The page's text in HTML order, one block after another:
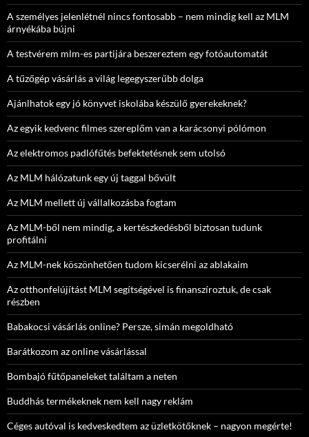
A személyes jelenlétnél nincs fontosabb – nem mindig kell az MLM
árnyékába bújni
A testvérem mlm-es partijára beszereztem egy fotóautomatát
A tűzőgép vásárlás a világ legegyszerűbb dolga
Ajánlhatok egy jó könyvet iskolába készülő gyerekeknek?
Az egyik kedvenc filmes szereplőm van a karácsonyi pólómon
Az elektromos padlófűtés befektetésnek sem utolsó
Az MLM hálózatunk egy új taggal bővült
Az MLM mellett új vállalkozásba fogtam
Az MLM-ből nem mindig, a kertészkedésből biztosan tudunk
profitálni
Az MLM-nek köszönhetően tudom kicserélni az ablakaim
Az otthonfelújítást MLM segítségével is finanszíroztuk, de csak
részben
Babakocsi vásárlás online? Persze, simán megoldható
Barátkozom az online vásárlással
Bombajó fűtőpaneleket találtam a neten
Buddhás termékeknek nem kell nagy reklám
Céges autóval is kedveskedtem az üzletkötőknek – nagyon megérte!